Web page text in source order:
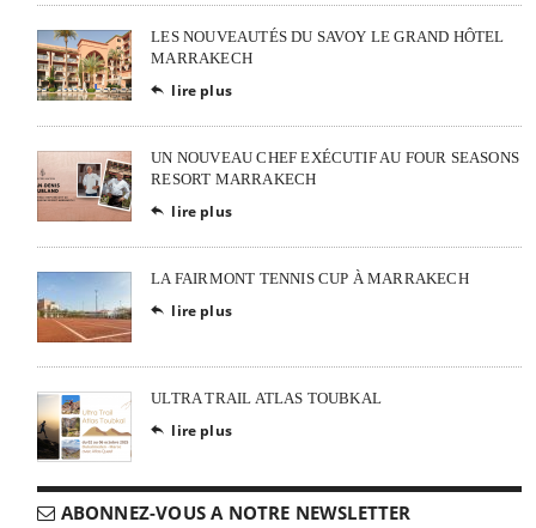
LES NOUVEAUTÉS DU SAVOY LE GRAND HÔTEL
MARRAKECH
 lire plus
UN NOUVEAU CHEF EXÉCUTIF AU FOUR SEASONS
RESORT MARRAKECH
 lire plus
LA FAIRMONT TENNIS CUP À MARRAKECH
 lire plus
ULTRA TRAIL ATLAS TOUBKAL
 lire plus
ABONNEZ-VOUS A NOTRE NEWSLETTER